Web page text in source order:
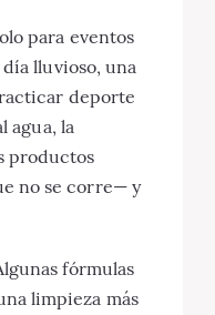
para eventos
lluvioso, una
deporte
agua, la
productos
no se corre— y
fórmulas
limpieza más